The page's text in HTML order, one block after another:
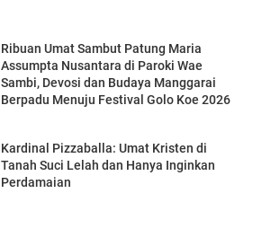
Ribuan Umat Sambut Patung Maria
Assumpta Nusantara di Paroki Wae
Sambi, Devosi dan Budaya Manggarai
Berpadu Menuju Festival Golo Koe 2026
Kardinal Pizzaballa: Umat Kristen di
Tanah Suci Lelah dan Hanya Inginkan
Perdamaian